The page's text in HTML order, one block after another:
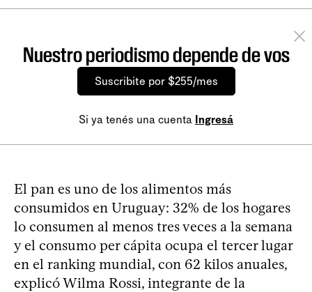
Nuestro periodismo depende de vos
Suscribite por $255/mes
Si ya tenés una cuenta Ingresá
El pan es uno de los alimentos más
consumidos en Uruguay: 32% de los hogares
lo consumen al menos tres veces a la semana
y el consumo per cápita ocupa el tercer lugar
en el ranking mundial, con 62 kilos anuales,
explicó Wilma Rossi, integrante de la